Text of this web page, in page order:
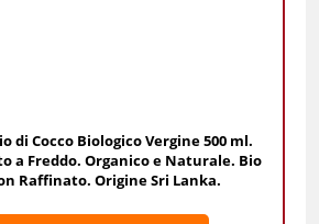
di Cocco Biologico Vergine 500 ml.
a Freddo. Organico e Naturale. Bio
Raffinato. Origine Sri Lanka.